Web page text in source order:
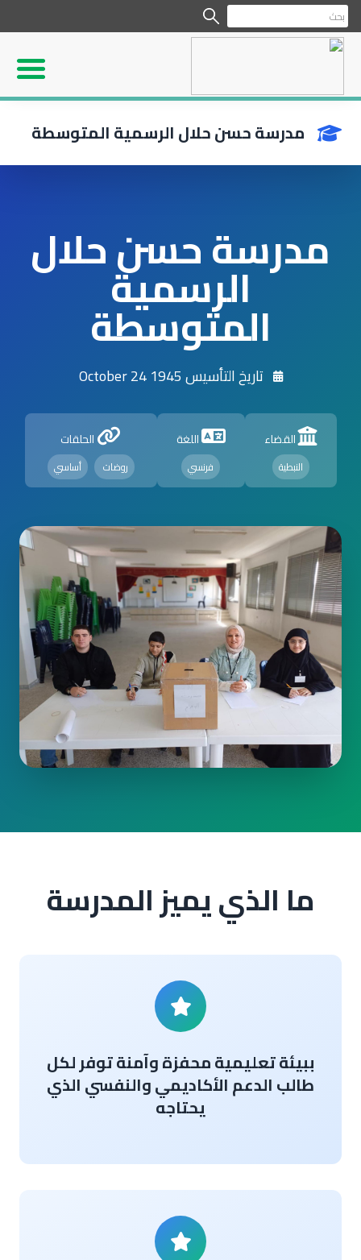
مدرسة حسن حلال الرسمية المتوسطة
مدرسة حسن حلال
الرسمية
المتوسطة
تاريخ التأسيس 1945 October 24
القضاء
النبطية
اللغة
فرنسي
الحلقات
روضات أساسي
ما الذي يميز المدرسة
ببيئة تعليمية محفزة وآمنة توفر لكل
طالب الدعم الأكاديمي والنفسي الذي
يحتاجه